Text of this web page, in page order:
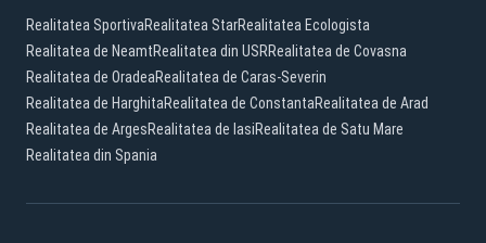
Realitatea SportivaRealitatea StarRealitatea Ecologista
Realitatea de NeamtRealitatea din USRRealitatea de Covasna
Realitatea de OradeaRealitatea de Caras-Severin
Realitatea de HarghitaRealitatea de ConstantaRealitatea de Arad
Realitatea de ArgesRealitatea de IasiRealitatea de Satu Mare
Realitatea din Spania